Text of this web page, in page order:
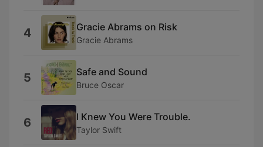
4 Gracie Abrams on Risk
Gracie Abrams
5 Safe and Sound
Bruce Oscar
6 I Knew You Were Trouble.
Taylor Swift